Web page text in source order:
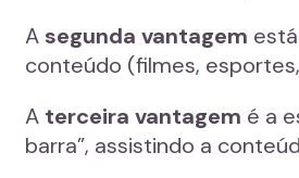
A segunda vantagem
conteúdo (filmes,
A terceira vantagem é a
barra”, assistindo a